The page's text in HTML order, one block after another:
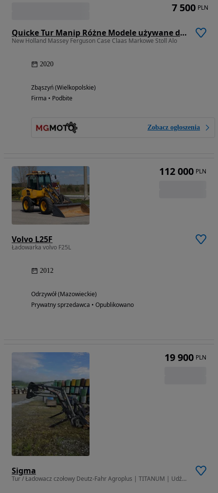
Quicke Tur Manip Różne Modele używane do Napraw mailleux MX
New Holland Massey Ferguson Case Claas Markowe Stoll Alo
2020
Zbąszyń (Wielkopolskie)
Firma • Podbite
Zobacz ogłoszenia
7 500 PLN
Volvo L25F
Ładowarka volvo F25L
2012
Odrzywół (Mazowieckie)
Prywatny sprzedawca • Opublikowano
112 000 PLN
Sigma
Tur / Ładowacz czołowy Deutz-Fahr Agroplus | TITANUM | Udźwig 1600 kg
19 900 PLN